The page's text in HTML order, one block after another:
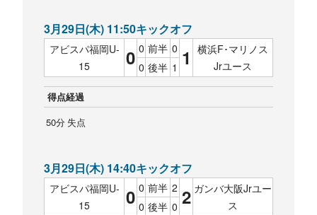
3月29日(木) 11:50キックオフ
アビスパ福岡U-
15
0 0 前半 0 1
横浜F･マリノス
Jrユース
0 後半 1
得点経過
50分 失点
3月29日(木) 14:40キックオフ
アビスパ福岡U-
15
0 0 前半 2 2 ガンバ大阪Jrユー
ス
0 後半 0